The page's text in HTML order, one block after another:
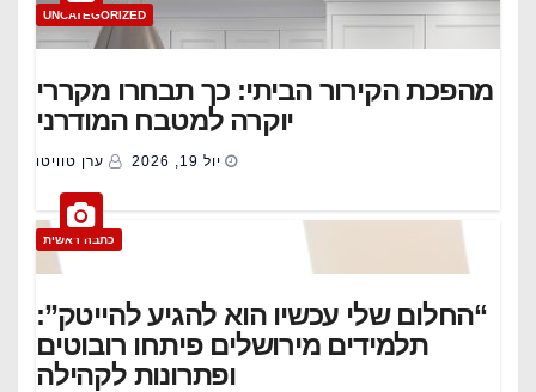
UNCATEGORIZED
מהפכת הקירור הביתי: כך תבחרו מקררי
יוקרה למטבח המודרני
יול 19, 2026 ערן טוויטו
כתבה ראשית
“החלום שלי עכשיו הוא להגיע להייטק”:
תלמידים מירושלים פיתחו רובוטים
ופתרונות לקהילה